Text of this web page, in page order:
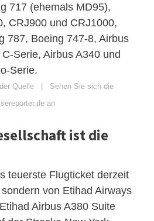
717 (ehemals MD95),
CRJ900 und CRJ1000,
787, Boeing 747-8, Airbus
Serie, Airbus A340 und
Serie.
Quelle | Sehen Sie sich die
an
ist die
teuerste Flugticket derzeit
von Etihad Airways
Airbus A380 Suite